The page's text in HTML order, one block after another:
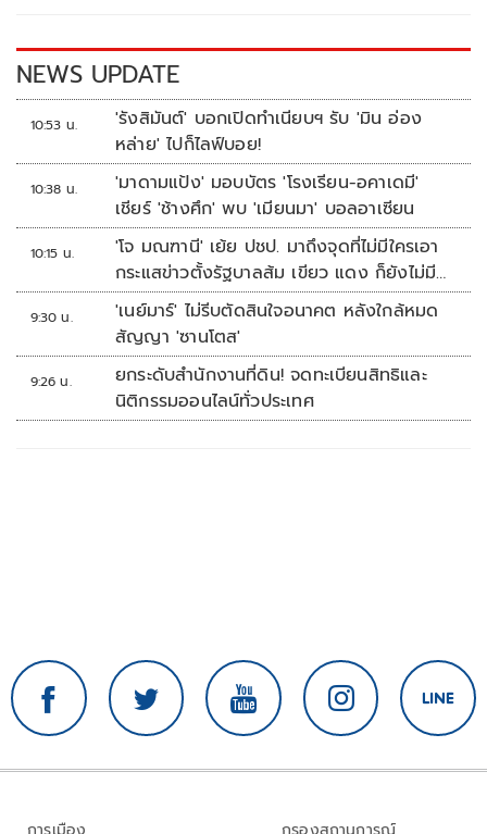
k k
NEWS UPDATE
10:53 น.
'รังสิมันต์' บอกเปิดทำเนียบฯ รับ 'มิน อ่อง
หล่าย' ไปก็ไลฟ์บอย!
10:38 น.
'มาดามแป้ง' มอบบัตร 'โรงเรียน-อคาเดมี'
เชียร์ 'ช้างศึก' พบ 'เมียนมา' บอลอาเซียน
10:15 น.
'โจ มณฑานี' เย้ย ปชป. มาถึงจุดที่ไม่มีใครเอา
กระแสข่าวตั้งรัฐบาลส้ม เขียว แดง ก็ยังไม่มีฟ้า
เลย
9:30 น.
'เนย์มาร์' ไม่รีบตัดสินใจอนาคต หลังใกล้หมด
สัญญา 'ซานโตส'
9:26 น.
ยกระดับสำนักงานที่ดิน! จดทะเบียนสิทธิและ
นิติกรรมออนไลน์ทั่วประเทศ